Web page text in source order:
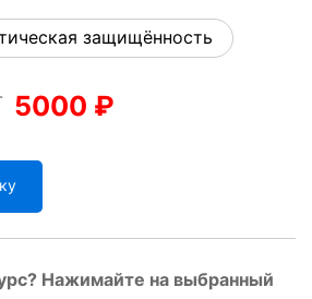
защищённость
5000 ₽
Нажимайте на выбранный